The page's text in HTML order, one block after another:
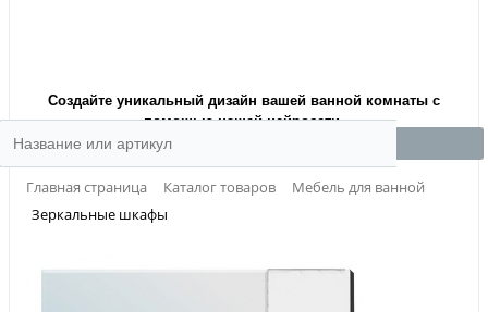
Создайте уникальный дизайн вашей ванной комнаты с
помощью нашей нейросети.
Главная страница Каталог товаров
Мебель для ванной
Зеркальные шкафы